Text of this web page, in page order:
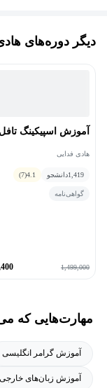
معنای دیگر، علاوه بر
مهارت‌های لیسنینگ و
دیگر دوره‌های
آموزش اسپیکینگ تافل
هادی فدایی
1,419دانشجو 4.1
(7)
گواهی‌نامه
1,499,000
مهارت‌هایی که
آموزش گرامر انگلیسی
آموزش زبان‌های خارجی